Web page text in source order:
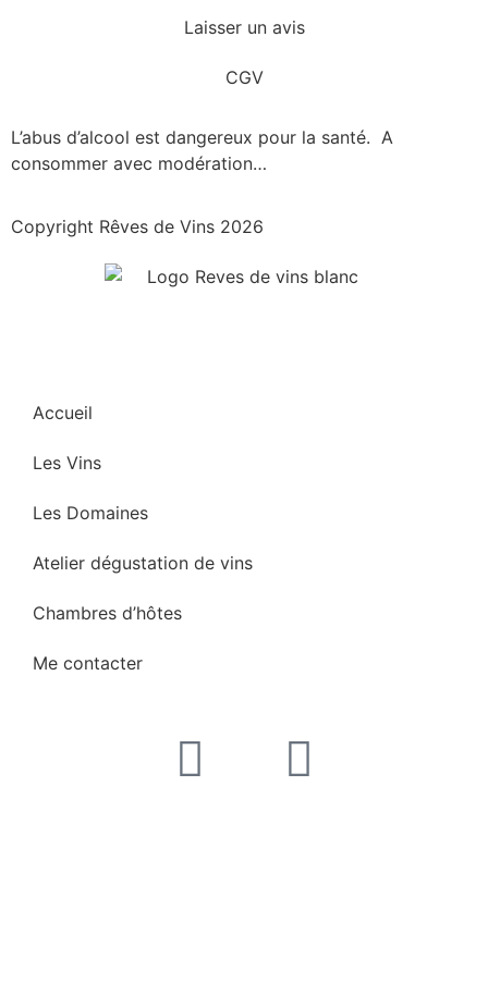
Laisser un avis
CGV
L’abus d’alcool est dangereux pour la santé. A
consommer avec modération…
Copyright Rêves de Vins 2026
Accueil
Les Vins
Les Domaines
Atelier dégustation de vins
Chambres d’hôtes
Me contacter